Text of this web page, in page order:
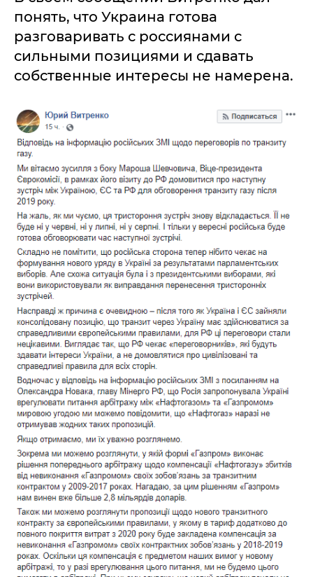
понять, что Украина готова
разговаривать с россиянами с
сильными позициями и сдавать
собственные интересы не намерена.